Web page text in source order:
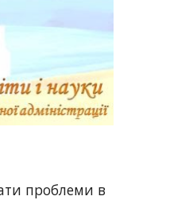
проблеми в